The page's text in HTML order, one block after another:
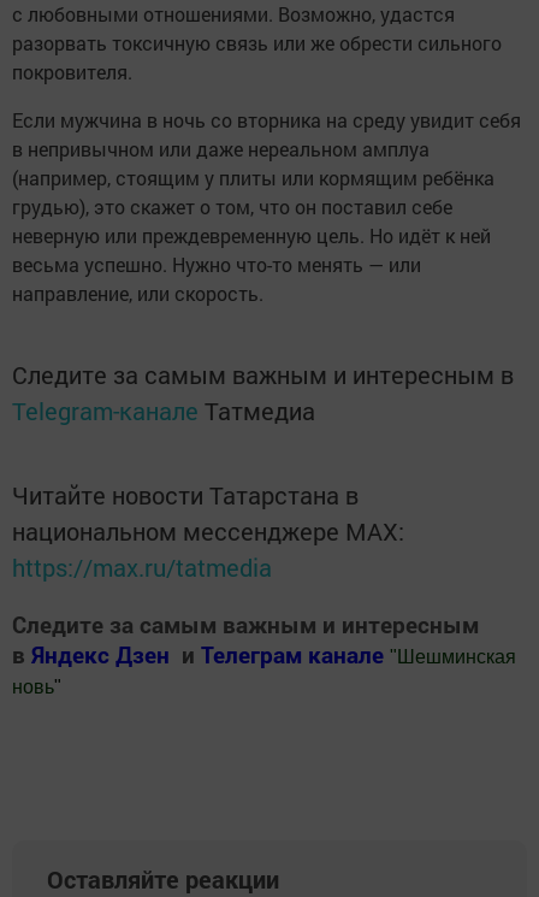
с любовными отношениями. Возможно, удастся
разорвать токсичную связь или же обрести сильного
покровителя.
Если мужчина в ночь со вторника на среду увидит себя
в непривычном или даже нереальном амплуа
(например, стоящим у плиты или кормящим ребёнка
грудью), это скажет о том, что он поставил себе
неверную или преждевременную цель. Но идёт к ней
весьма успешно. Нужно что-то менять — или
направление, или скорость.
Следите за самым важным и интересным в
Telegram-канале Татмедиа
Читайте новости Татарстана в
национальном мессенджере MАХ:
https://max.ru/tatmedia
Следите за самым важным и интересным
в Яндекс Дзен и Телеграм канале " Шешминская
новь"
Оставляйте реакции